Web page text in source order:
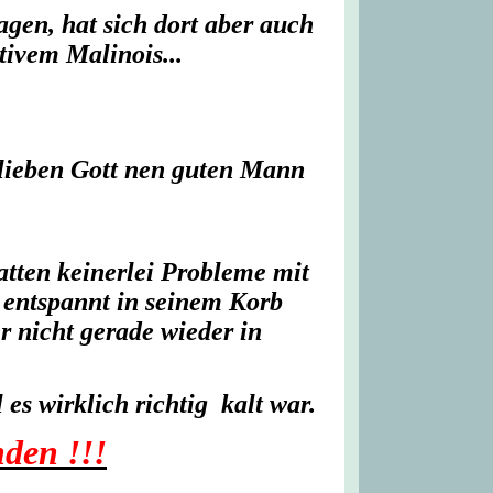
hat sich dort aber auch
Malinois...
Gott nen guten Mann
keinerlei Probleme mit
in seinem Korb
nicht gerade wieder in
es wirklich richtig kalt war.
!!!